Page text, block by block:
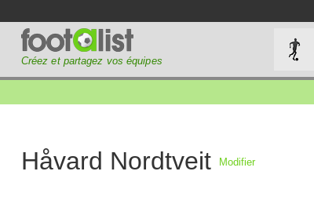
Créez et partagez vos équipes
Håvard Nordtveit Modifier